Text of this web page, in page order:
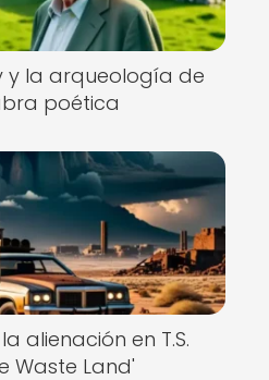
y la arqueología de
poética
alienación en T.S.
Waste Land'